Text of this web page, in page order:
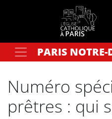
Votre recherchePARIS NOTRE-
Numéro
prêtres : qui
Panneau de gestion des